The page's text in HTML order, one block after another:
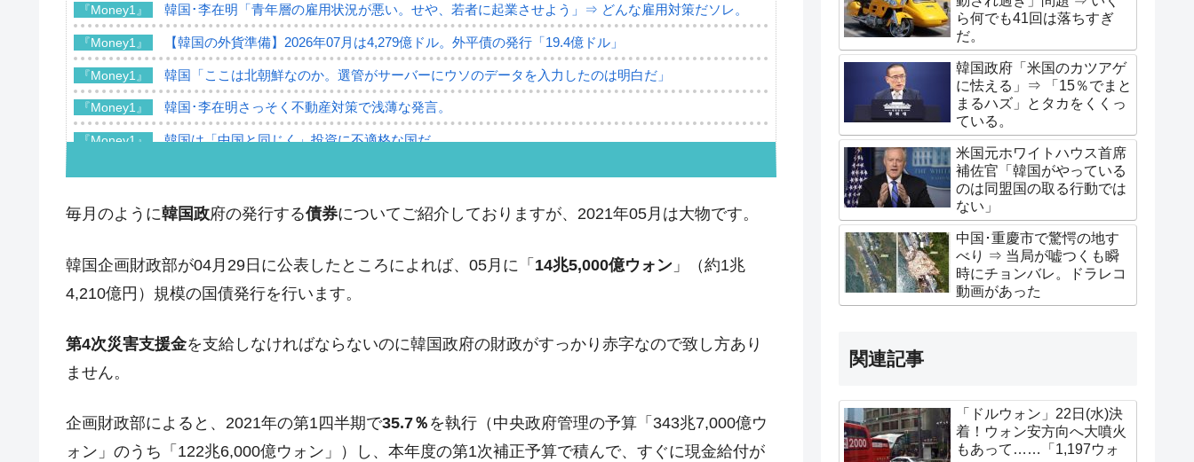
『Money1』 韓国･李在明「青年層の雇用状況が悪い。せや、若者に起業させよう」⇒ どんな雇用対策だソレ。
『Money1』 【韓国の外貨準備】2026年07月は4,279億ドル。外平債の発行「19.4億ドル」
『Money1』 韓国「ここは北朝鮮なのか。選管がサーバーにウソのデータを入力したのは明白だ」
『Money1』 韓国･李在明さっそく不動産対策で浅薄な発言。
『Money1』 韓国は「中国と同じく」投資に不適格な国だ。
『Money1』 韓国･外為取引量「1日当たり1,214.4億ドル」まで拡大 ⇒ 海外資金の動きに強く左右される状態
『Money1』
韓国大統領府ボンクラ政策室長が告発された ⇒ 国家が行った恐るべき株価操作であり、空前の国政
壟断
『Money1』 中国だけが鉄鋼輸出を異常増加させる ⇒ 中国の過剰生産が世界を蝕む。
『Money1』 【米韓激突案件】韓国消費者院が『クーパン』1人当たり賠償10万ウォンを認定 ⇒ 総額3兆7,000億
『Money1』 韓国で猛暑。南東部では干ばつ
毎月のように韓国政府の発行する債券についてご紹介しておりますが、2021年05月は大物です。
韓国企画財政部が04月29日に公表したところによれば、05月に「 14兆5,000億ウォン 」（約1兆
4,210億円）規模の国債発行を行います。
第4次災害支援金を支給しなければならないのに韓国政府の財政がすっかり赤字なので致し方あり
ません。
企画財政部によると、2021年の第1四半期で35.7％ を執行（中央政府管理の予算「343兆7,000億ウ
ォン」のうち「122兆6,000億ウォン」）し、本年度の第1次補正予算で積んで、すぐに現金給付が
ら何でも41回は落ちすぎ
だ。
韓国政府「米国のカツアゲ
に怯える」⇒ 「15％でまと
まるハズ」とタカをくくっ
ている。
米国元ホワイトハウス首席
補佐官「韓国がやっている
のは同盟国の取る行動では
ない」
中国･重慶市で驚愕の地す
べり ⇒ 当局が嘘つくも瞬
時にチョンバレ。ドラレコ
動画があった
関連記事
「ドルウォン」22日(水)決
着！ウォン安方向へ大噴火
もあって……「1,197ウォ